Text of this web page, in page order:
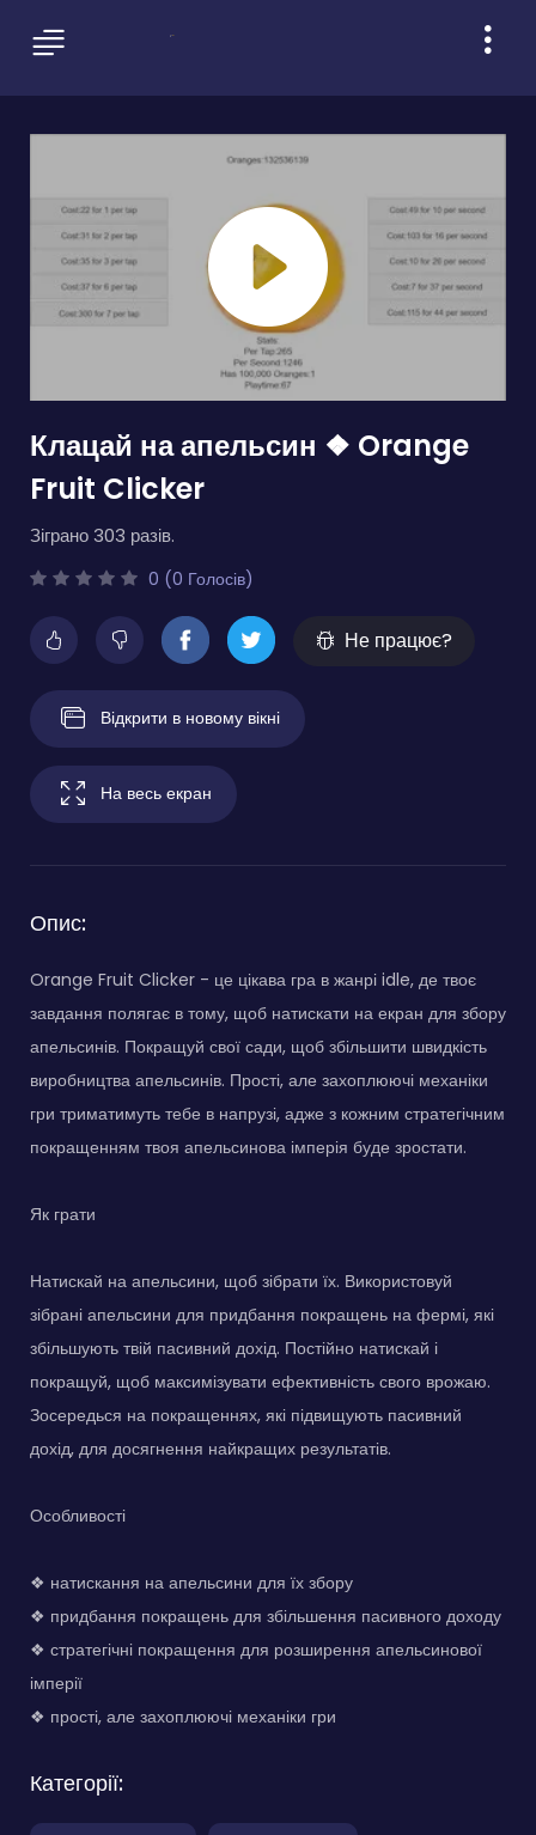
Клацай на апельсин ❖ Orange
Fruit Clicker
Зіграно 303 разів.
0 (0 Голосів)
Не працює?
Відкрити в новому вікні
На весь екран
Опис:
Orange Fruit Clicker - це цікава гра в жанрі idle, де твоє
завдання полягає в тому, щоб натискати на екран для збору
апельсинів. Покращуй свої сади, щоб збільшити швидкість
виробництва апельсинів. Прості, але захоплюючі механіки
гри триматимуть тебе в напрузі, адже з кожним стратегічним
покращенням твоя апельсинова імперія буде зростати.
Як грати
Натискай на апельсини, щоб зібрати їх. Використовуй
зібрані апельсини для придбання покращень на фермі, які
збільшують твій пасивний дохід. Постійно натискай і
покращуй, щоб максимізувати ефективність свого врожаю.
Зосередься на покращеннях, які підвищують пасивний
дохід, для досягнення найкращих результатів.
Особливості
❖ натискання на апельсини для їх збору
❖ придбання покращень для збільшення пасивного доходу
❖ стратегічні покращення для розширення апельсинової
імперії
❖ прості, але захоплюючі механіки гри
Категорії: